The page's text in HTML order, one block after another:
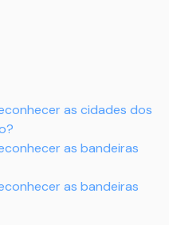
as cidades dos
as bandeiras
as bandeiras